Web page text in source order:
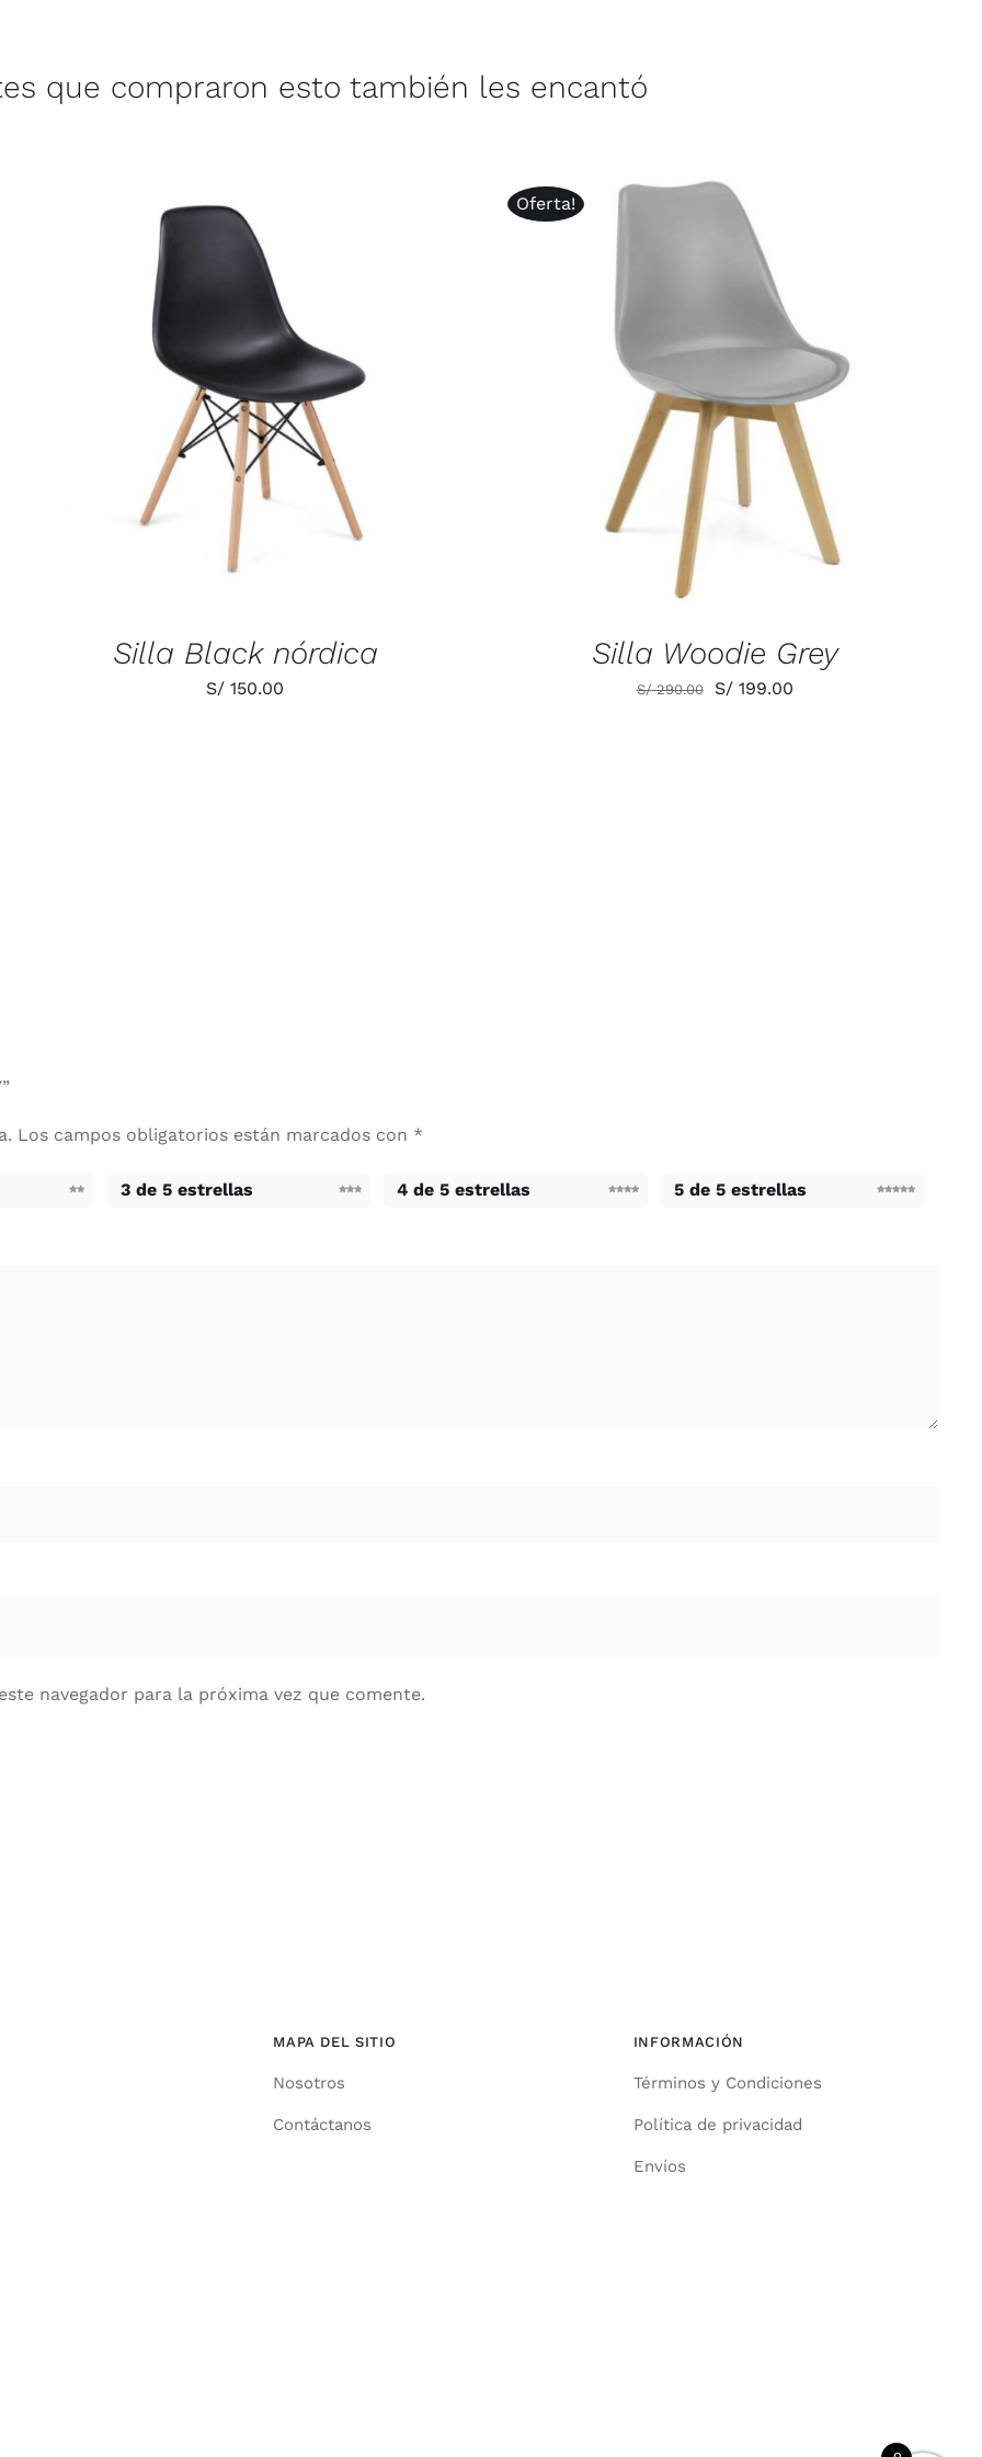
que compraron esto también les encantó
AÑADIR AL CARRITO / QUICK VIEW
Silla Black nórdica
S/ 150.00
Oferta!
AÑADIR AL CARRITO QUICK VIEW
Silla Woodie Grey
S/290.00
El
S/199.00El
Los campos obligatorios están marcados con *
3 de 5 estrellas 4 de 5 estrellas 5 de 5 estrellas
navegador para la próxima vez que comente.
MAPA DEL SITIO
Nosotros
Contáctanos
INFORMACIÓN
Términos y Condiciones
Política de privacidad
Envíos